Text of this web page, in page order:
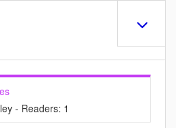
- Readers: 1